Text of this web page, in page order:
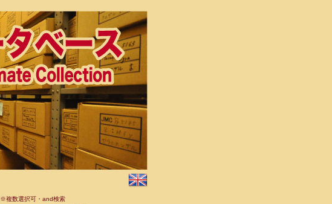
※複数選択可・and検索